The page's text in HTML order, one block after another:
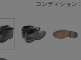
コンディション :